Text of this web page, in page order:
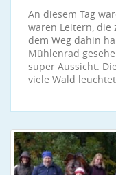
An diesem Tag
waren Leitern, die
dem Weg dahin
Mühlenrad
super Aussicht.
viele Wald